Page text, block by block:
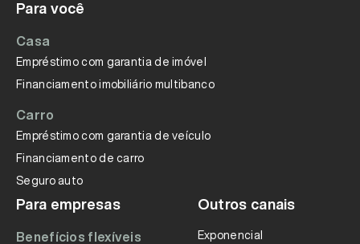
Para você
Casa
Empréstimo com garantia de imóvel
Financiamento imobiliário multibanco
Carro
Empréstimo com garantia de veículo
Financiamento de carro
Seguro auto
Para empresas
Benefícios flexíveis
Outros canais
Exponencial